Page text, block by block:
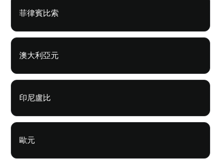
菲律賓比索
澳大利亞元
印尼盧比
歐元